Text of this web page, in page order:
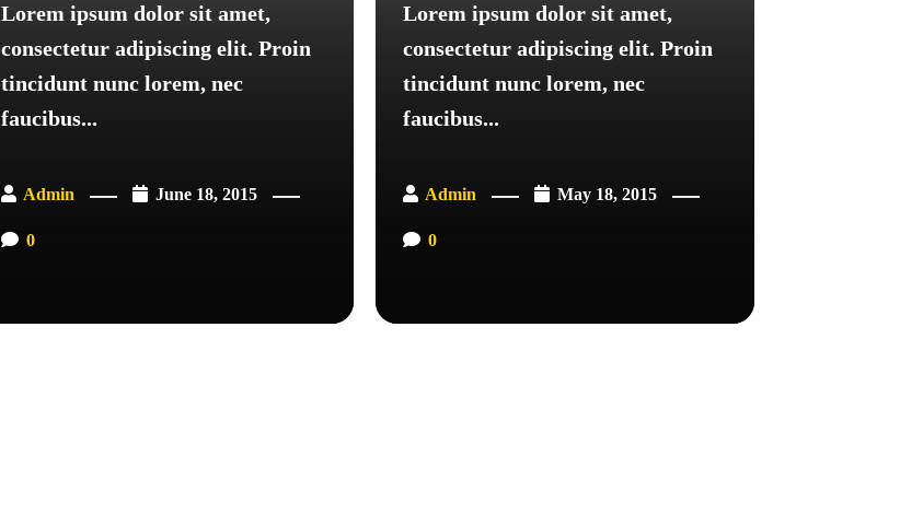
Lorem ipsum dolor sit amet,
consectetur adipiscing elit. Proin
tincidunt nunc lorem, nec
faucibus...
Admin June 18, 2015
0
Lorem ipsum dolor sit amet,
consectetur adipiscing elit. Proin
tincidunt nunc lorem, nec
faucibus...
Admin May 18, 2015
0